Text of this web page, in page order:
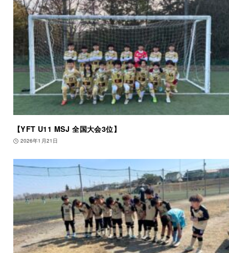
【YFT U11 MSJ 全国大会3位】
2026年1月21日